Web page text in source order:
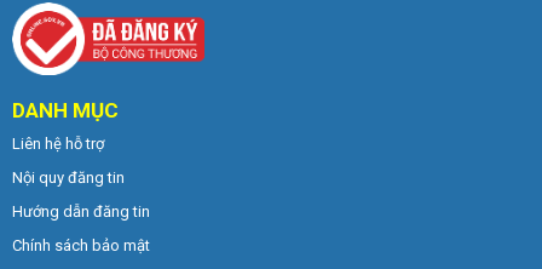
DANH MỤC
Liên hệ hỗ trợ
Nội quy đăng tin
Hướng dẫn đăng tin
Chính sách bảo mật